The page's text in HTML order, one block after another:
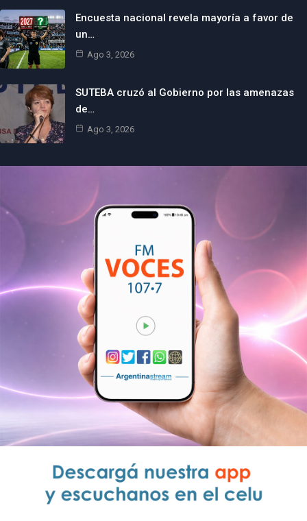
Encuesta nacional revela mayoría a favor de
un…
Ago 3, 2026
SUTEBA cruzó al Gobierno por las amenazas
de…
Ago 3, 2026